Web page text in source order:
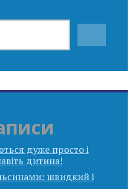
дуже просто і
дитина!
швидкий і